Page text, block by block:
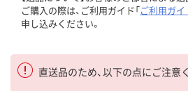
ご購入の際は、ご利用ガイド「ご利用ガイ
申し込みください。
直送品のため、以下の点にご注意